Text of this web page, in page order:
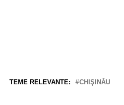
TEME RELEVANTE: CHIŞINĂU